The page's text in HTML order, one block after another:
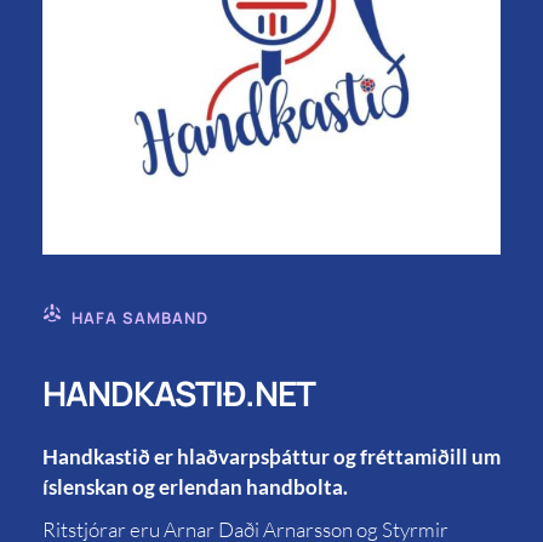
HAFA SAMBAND
HANDKASTIÐ.NET
Handkastið er hlaðvarpsþáttur og fréttamiðill um
íslenskan og erlendan handbolta.
Ritstjórar eru Arnar Daði Arnarsson og Styrmir